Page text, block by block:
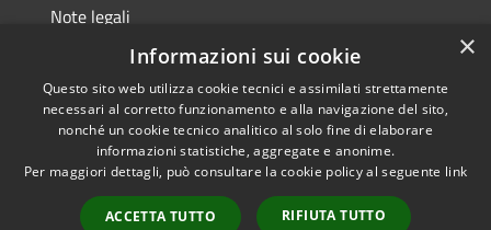
Note legali
Dichiarazione di accessibilità
RSS
Accessibilità
Copyright © 2026 • Comune di
Municipium•
Accesso
×
Informazioni sui cookie
Questo sito web utilizza cookie tecnici e assimilati strettamente
necessari al corretto funzionamento e alla navigazione del sito,
nonché un cookie tecnico analitico al solo fine di elaborare
informazioni statistiche, aggregate e anonime.
Per maggiori dettagli, può consultare la cookie policy al seguente link
ACCETTA TUTTO RIFIUTA TUTTO